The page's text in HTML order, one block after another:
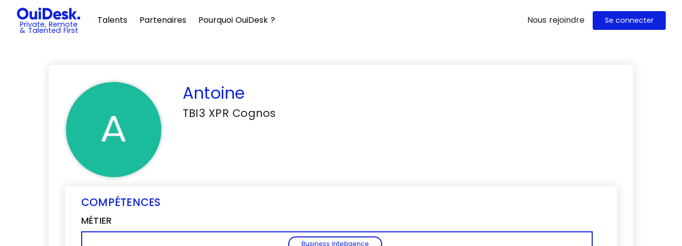
Private, Remote
& Talented First
Talents Partenaires Pourquoi OuiDesk ? Nous rejoindre Se connecter
Antoine
TBI3 XPR Cognos
COMPÉTENCES
MÉTIER
Business Intelligence